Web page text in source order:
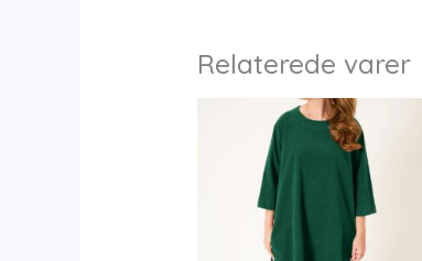
Relaterede varer